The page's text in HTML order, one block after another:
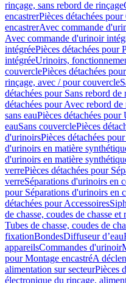
rinçage, sans rebord de rinçage
encastrerPièces détachées
encastrerAvec commande
Avec commande d'urinoir
intégréePièces détachées pour
intégréeUrinoirs,
couverclePièces détachées
rinçage, avec / pour couvercle
détachées pour Sans rebord de
détachées pour Avec rebord de
sans eauPièces détachées
eauSans couverclePièces
d'urinoirsPièces détachées
d'urinoirs en matière
d'urinoirs en matière
verrePièces détachées pour
verreSéparations d'urinoirs en
pour Séparations d'urinoirs en
détachées pour Accessoires
de chasse, coudes de chasse et
Tubes de chasse, coudes de
fixationBondesDiffuseur d’eau
appareilsCommandes d'urinoir
pour Montage encastréA
alimentation sur secteurPièces
électronique du rinçage,